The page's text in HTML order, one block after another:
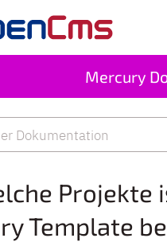
Mercury
Projekte
Template